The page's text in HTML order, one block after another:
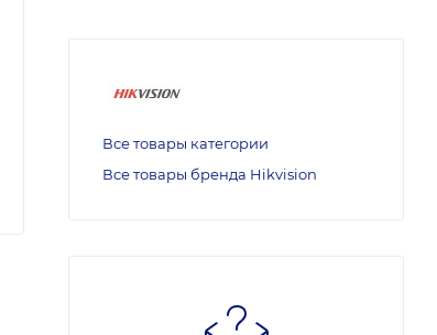
Все товары категории
Все товары бренда Hikvision